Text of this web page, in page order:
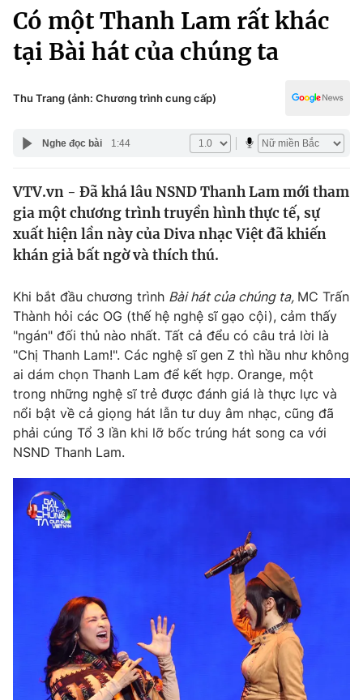
Chuyên mục
Chính trị
Pháp luật
Thế giới
Tin tức
Thế giới đó đây
Câu chuyện quốc tế
Tài chính
Thị trường
Góc doanh nghiệp
Dữ liệu và đời sống
Truyền hình
Phim VTV
Hậu trường
Khán giả
Giải sao mai
Giải trí
Điện ảnh
Âm nhạc
Sao
Đời sống
Du lịch
Làm đẹp
Giáo dục
Sản phẩm
Thị trường
Tư vấn
Giao lưu trực tuyến
Lịch phát sóng
Kinh tế
Thể thao
Truyền hình
Y tế
Công nghệ
Có một Thanh Lam rất khác
tại Bài hát của chúng ta
Thu Trang (ảnh: Chương trình cung cấp)
Nghe đọc bài 1:44
VTV.vn - Đã khá lâu NSND Thanh Lam mới tham
gia một chương trình truyền hình thực tế, sự
xuất hiện lần này của Diva nhạc Việt đã khiến
khán giả bất ngờ và thích thú.
Khi bắt đầu chương trình Bài hát của chúng ta, MC Trấn
Thành hỏi các OG (thế hệ nghệ sĩ gạo cội), cảm thấy
"ngán" đối thủ nào nhất. Tất cả đểu có câu trả lời là
"Chị Thanh Lam!". Các nghệ sĩ gen Z thì hầu như không
ai dám chọn Thanh Lam để kết hợp. Orange, một
trong những nghệ sĩ trẻ được đánh giá là thực lực và
nổi bật về cả giọng hát lẫn tư duy âm nhạc, cũng đã
phải cúng Tổ 3 lần khi lỡ bốc trúng hát song ca với
NSND Thanh Lam.